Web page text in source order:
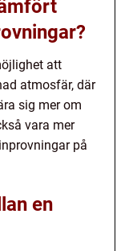
att
atmosfär, där
sig mer om
vara mer
på
en